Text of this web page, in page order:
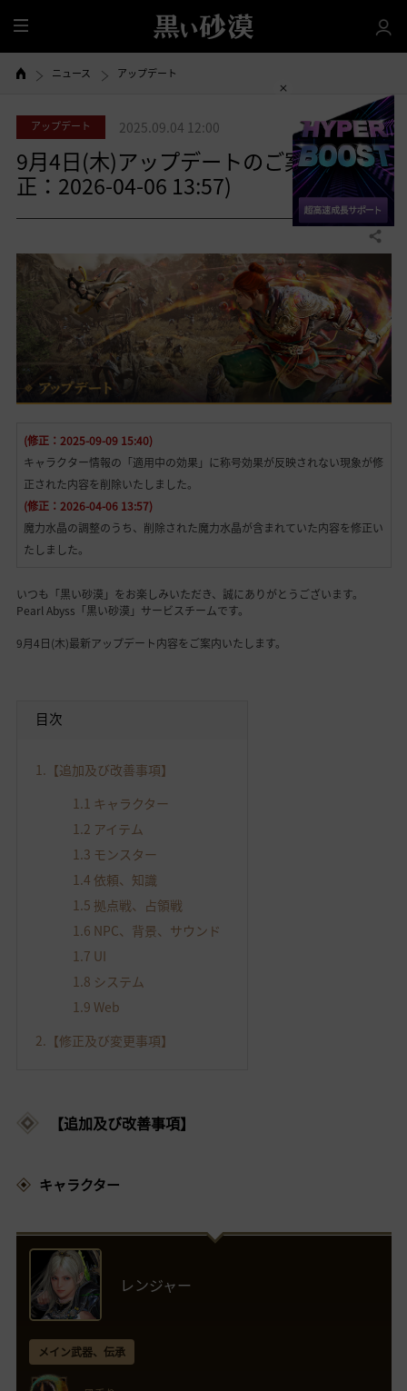
全
体
ニュース アップデート
アップデート 2025.09.04 12:00
9月4日(木)アップデートのご案内(修
正：2026-04-06 13:57)
共有する
(修正：2025-09-09 15:40)
キャラクター情報の「適用中の効果」に称号効果が反映されない現象が修
正された内容を削除いたしました。
(修正：2026-04-06 13:57)
魔力水晶の調整のうち、削除された魔力水晶が含まれていた内容を修正い
たしました。
いつも「黒い砂漠」をお楽しみいただき、誠にありがとうございます。
Pearl Abyss「黒い砂漠」サービスチームです。
9月4日(木)最新アップデート内容をご案内いたします。
目次
1.【追加及び改善事項】
1.1 キャラクター
1.2 アイテム
1.3 モンスター
1.4 依頼、知識
1.5 拠点戦、占領戦
1.6 NPC、背景、サウンド
1.7 UI
1.8 システム
1.9 Web
2.【修正及び変更事項】
【追加及び改善事項】
キャラクター
レンジャー
メイン武器、伝承